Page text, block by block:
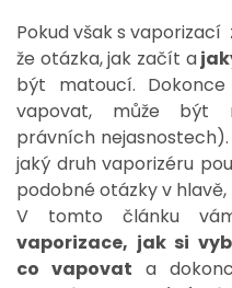
Pokud však s
že otázka, jak začít a
být matoucí.
vapovat, může být
právních
jaký druh vaporizéru
podobné otázky v
V tomto článku
vaporizace, jak si
co vapovat a